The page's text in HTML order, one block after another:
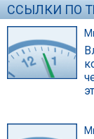
ССЫЛКИ ПО